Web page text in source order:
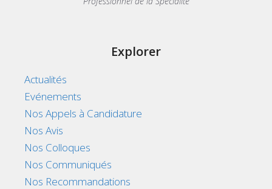
Explorer
Actualités
Evénements
Nos Appels à Candidature
Nos Avis
Nos Colloques
Nos Communiqués
Nos Recommandations